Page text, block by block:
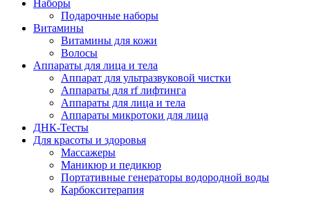
Наборы
Подарочные наборы
Витамины
Витамины для кожи
Волосы
Аппараты для лица и тела
Аппарат для ультразвуковой чистки
Аппараты для rf лифтинга
Аппараты для лица и тела
Аппараты микротоки для лица
ДНК-Тесты
Для красоты и здоровья
Массажеры
Маникюр и педикюр
Портативные генераторы водородной воды
Карбокситерапия